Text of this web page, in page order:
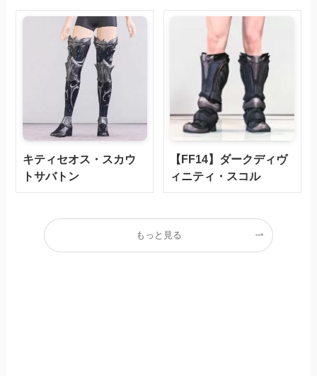
キティセオス・スカウ
トサバトン
【FF14】ダークディヴ
ィニティ・スコル
もっと見る